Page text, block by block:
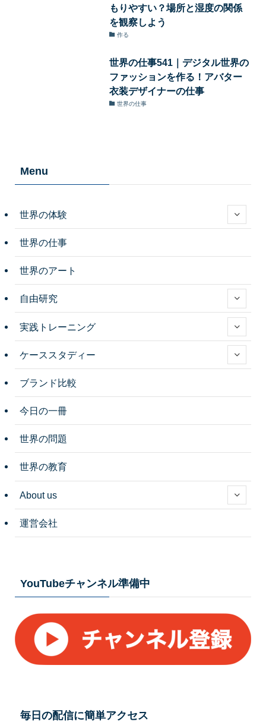
もりやすい？場所と湿度の関係
を観察しよう
作る
世界の仕事541｜デジタル世界の
ファッションを作る！アバター
衣装デザイナーの仕事
世界の仕事
Menu
世界の体験
世界の仕事
世界のアート
自由研究
実践トレーニング
ケーススタディー
ブランド比較
今日の一冊
世界の問題
世界の教育
About us
運営会社
YouTubeチャンネル準備中
毎日の配信に簡単アクセス